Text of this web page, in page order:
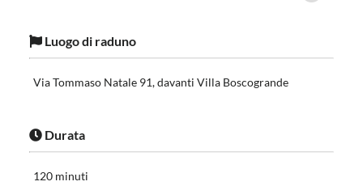
Luogo di raduno
Via Tommaso Natale 91, davanti Villa Boscogrande
Durata
120 minuti